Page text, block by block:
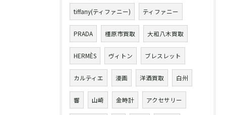
tiffany(ティファニー) ティファニー
PRADA 橿原市買取 大和八木買取
HERMÈS ヴィトン ブレスレット
カルティエ 漫画 洋酒買取 白州
響 山崎 金時計 アクセサリー